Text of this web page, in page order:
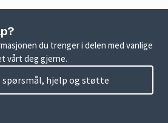
du trenger i delen med vanlige
vårt deg gjerne.
spørsmål, hjelp og støtte